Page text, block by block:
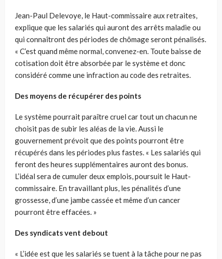
Jean-Paul Delevoye, le Haut-commissaire aux retraites,
explique que les salariés qui auront des arrêts maladie ou
qui connaîtront des périodes de chômage seront pénalisés.
« C’est quand même normal, convenez-en. Toute baisse de
cotisation doit être absorbée par le système et donc
considéré comme une infraction au code des retraites.
Des moyens de récupérer des points
Le système pourrait paraître cruel car tout un chacun ne
choisit pas de subir les aléas de la vie. Aussi le
gouvernement prévoit que des points pourront être
récupérés dans les périodes plus fastes. « Les salariés qui
feront des heures supplémentaires auront des bonus.
L’idéal sera de cumuler deux emplois, poursuit le Haut-
commissaire. En travaillant plus, les pénalités d’une
grossesse, d’une jambe cassée et même d’un cancer
pourront être effacées. »
Des syndicats vent debout
« L’idée est que les salariés se tuent à la tâche pour ne pas